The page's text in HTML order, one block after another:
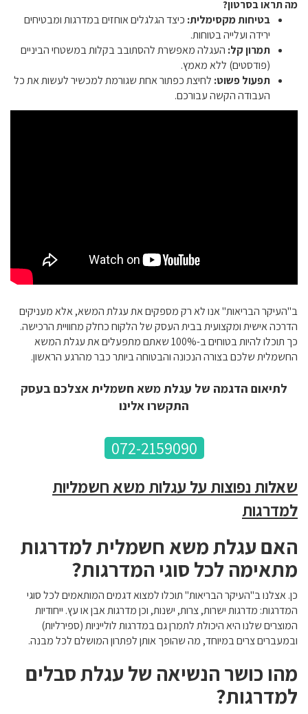
מה תראו בסרטון?
בטיחות מקסימלית: כיצד הגלגלים אוחזים במדרגות ומבטיחים
ירידה ועלייה בטוחות.
תמרון קל: העגלה מאפשרת להסתובב בקלות במשטחי הביניים
(פודסטים) ללא מאמץ.
תפעול פשוט: לחיצת כפתור אחת שגורמת למכשיר לעשות את כל
העבודה הקשה עבורכם.
ב"העיקר הבריאות" אנו לא רק מספקים את עגלת המשא, אלא מעניקים
הדרכה אישית ומקצועית בבית העסק של הלקוח כחלק מחוויית הרכישה.
כך תוכלו להיות בטוחים ב-100% שאתם מתפעלים את עגלת המשא
החשמלית שלכם בצורה הנכונה והבטוחה ביותר כבר מהרגע הראשון.
לתיאום הדגמה של עגלת משא חשמלית אצלכם בעסק
התקשרו אלינו
072-2159090
שאלות נפוצות על עגלות משא חשמליות
למדרגות
האם עגלת משא חשמלית למדרגות
מתאימה לכל סוגי המדרגות?
כן. אצלנו ב"העיקר הבריאות" תוכלו למצוא דגמים המותאמים לכל סוגי
המדרגות: מדרגות ישרות, צרות, ישנות, וכן מדרגות אבן או עץ. ייחודיות
המוצרים שלנו היא היכולת לתמרן גם במדרגות לולייניות (ספירליות)
ובמעברים צרים במיוחד, מה שהופך אותן לפתרון המושלם לכל מבנה.
מהו כושר הנשיאה של עגלת סבלים
למדרגות?